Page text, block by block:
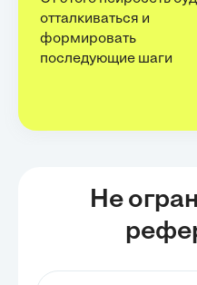
отталкиваться и
формировать
последующие шаги
Не